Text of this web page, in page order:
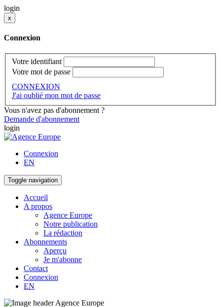
login
x
Connexion
Votre identifiant
Votre mot de passe
CONNEXION
J'ai oublié mon mot de passe
Vous n'avez pas d'abonnement ?
Demande d'abonnement
login
Connexion
EN
Toggle navigation
Accueil
A propos
Agence Europe
Notre publication
La rédaction
Abonnements
Aperçu
Je m'abonne
Contact
Connexion
EN